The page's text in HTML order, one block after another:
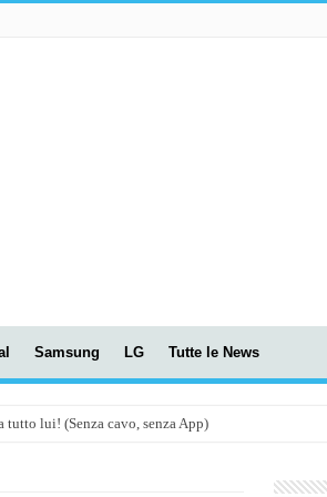
Samsung LG Tutte le News
lui! (Senza cavo, senza App)